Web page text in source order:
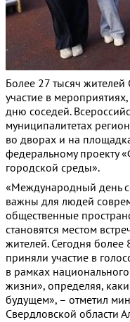
Более 27 тысяч
участие в
дню соседей.
муниципалитетах
во дворах и на
федеральному проекту
городской среды».
«Международный день
важны для людей
общественные
становятся местом
жителей. Сегодня более
приняли участие в
в рамках
жизни», определяя,
будущем», – отметил
Свердловской области